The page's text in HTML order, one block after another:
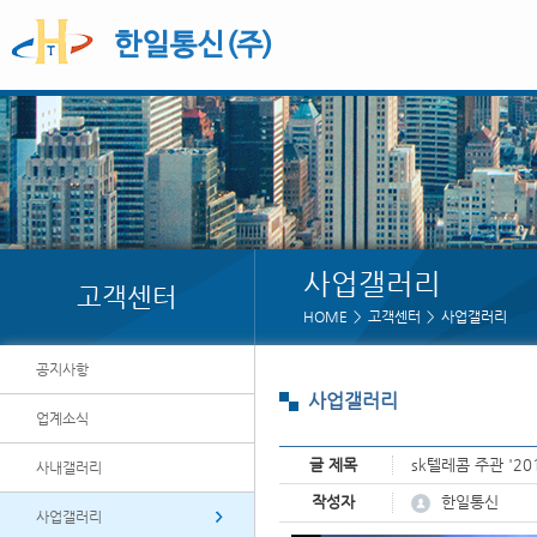
고객센터 사업갤러리
HOME 고객센터 사업갤러리
공지사항
업계소식
사내갤러리
사업갤러리
사업갤러리
글 제목 sk텔레콤 주관
페이지 정보
작성자 한일통신